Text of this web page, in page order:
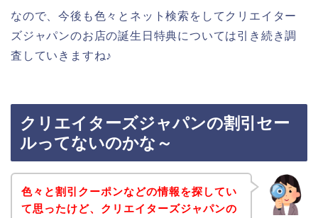
なので、今後も色々とネット検索をしてクリエイター
ズジャパンのお店の誕生日特典については引き続き調
査していきますね♪
クリエイターズジャパンの割引セー
ルってないのかな～
色々と割引クーポンなどの情報を探してい
て思ったけど、クリエイターズジャパンの